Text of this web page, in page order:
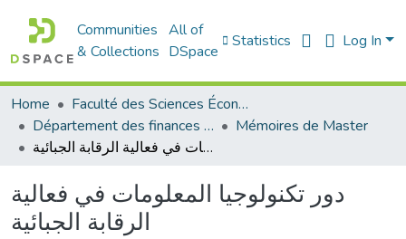
Communities
& Collections
All of
DSpace
Statistics Log In
Home
Faculté des Sciences Économiques Commerciales et des Sciences de Gestion
Département des finances et de comptabilité
Mémoires de Master
دور تكنولوجيا المعلومات في فعالية الرقابة الجبائية
دور تكنولوجيا المعلومات في فعالية
الرقابة الجبائية